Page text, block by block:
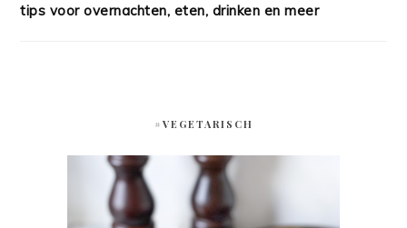
tips voor overnachten, eten, drinken en meer
#VEGETARISCH